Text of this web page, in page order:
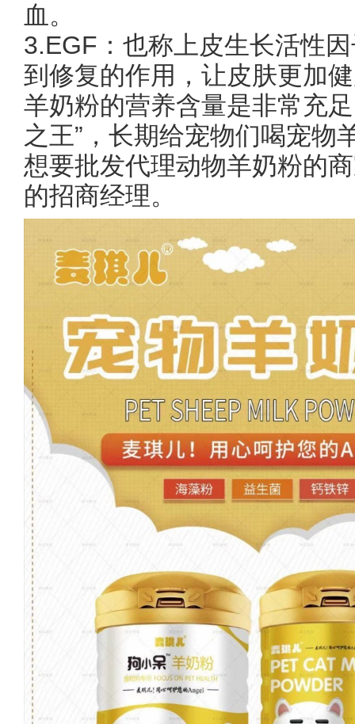
血。
3.EGF：也称上皮生长活性
到修复的作用，让皮肤更加
羊奶粉的营养含量是非常充
之王”，长期给宠物们喝宠物
想要批发代理动物羊奶粉的
的招商经理。